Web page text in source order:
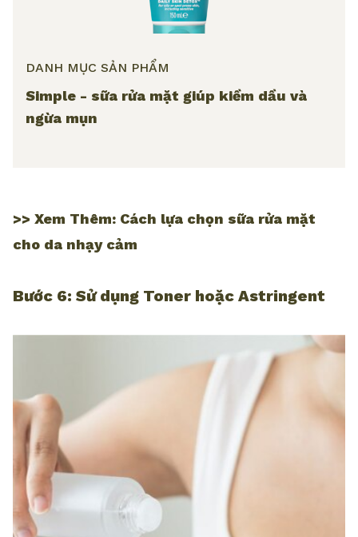
DANH MỤC SẢN PHẨM
Simple - sữa rửa mặt giúp kiềm dầu và
ngừa mụn
>> Xem Thêm: Cách lựa chọn sữa rửa mặt
cho da nhạy cảm
Bước 6: Sử dụng Toner hoặc Astringent